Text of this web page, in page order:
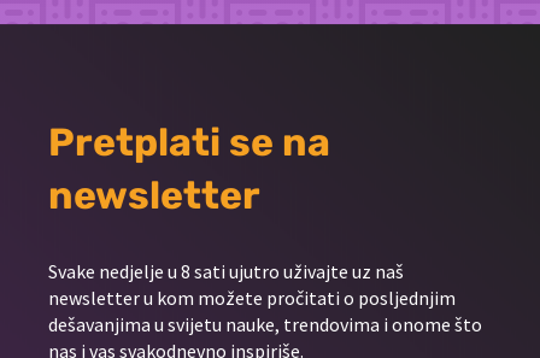
Pretplati se na
newsletter
Svake nedjelje u 8 sati ujutro uživajte uz naš
newsletter u kom možete pročitati o posljednjim
dešavanjima u svijetu nauke, trendovima i onome što
nas i vas svakodnevno inspiriše.